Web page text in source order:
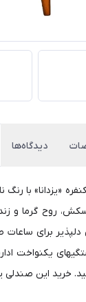
دیدگاه‌ها
«یزدانا» با
روح گرما و
دلپذیر برای
یکنواخت
خرید این صندلی